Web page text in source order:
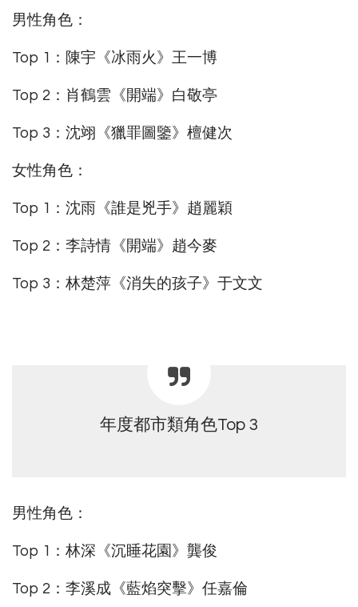
男性角色：
Top 1：陳宇《冰雨火》王一博
Top 2：肖鶴雲《開端》白敬亭
Top 3：沈翊《獵罪圖鑒》檀健次
女性角色：
Top 1：沈雨《誰是兇手》趙麗穎
Top 2：李詩情《開端》趙今麥
Top 3：林楚萍《消失的孩子》于文文
年度都市類角色Top 3
男性角色：
Top 1：林深《沉睡花園》龔俊
Top 2：李溪成《藍焰突擊》任嘉倫